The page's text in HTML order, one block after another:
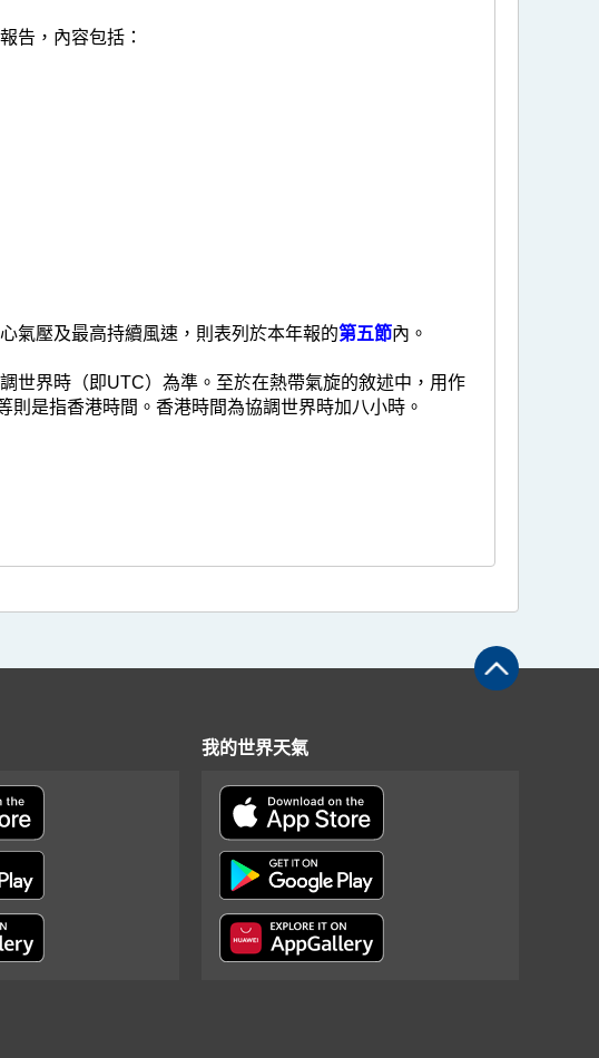
告，內容包括：
氣壓及最高持續風速，則表列於本年報的第五節內。
世界時（即UTC）為準。至於在熱帶氣旋的敘述中，用作
則是指香港時間。香港時間為協調世界時加八小時。
我的世界天氣